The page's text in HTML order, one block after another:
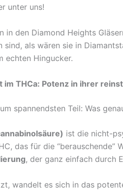
unter uns!
in den Diamond Heights
sind, als wären sie in
echten Hingucker.
im THCa: Potenz in ihrer
spannendsten Teil: Was
ist die nicht-
das für die
, der ganz einfach durch
wandelt es sich in das